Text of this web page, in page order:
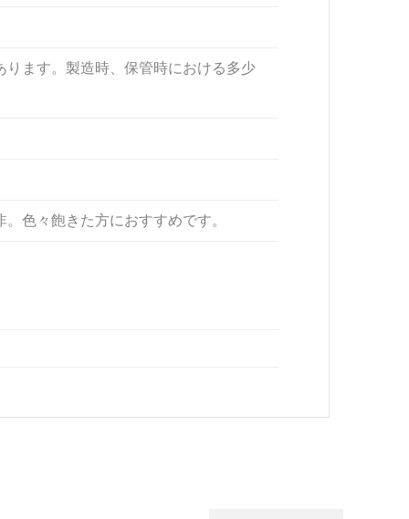
ます。製造時、保管時における多少
色々飽きた方におすすめです。